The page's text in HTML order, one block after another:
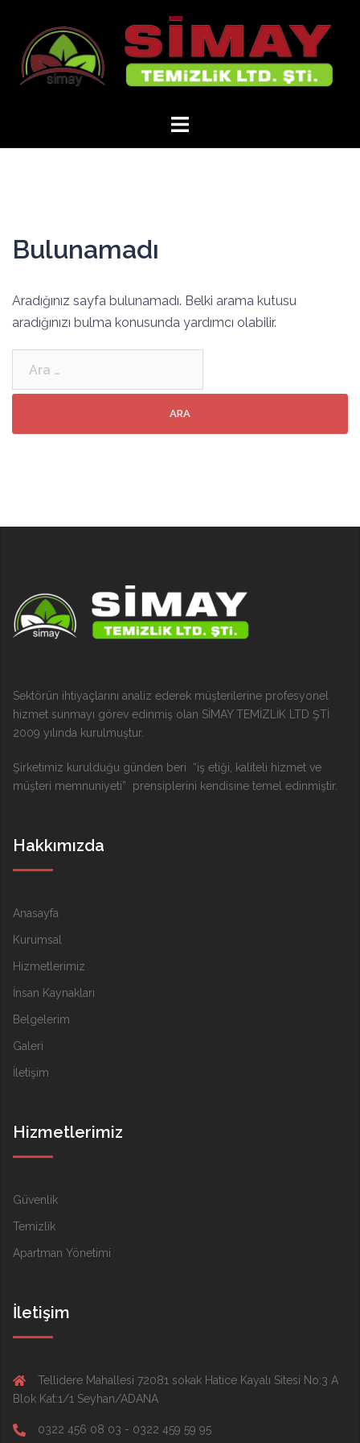
Bulunamadı
Aradığınız sayfa bulunamadı. Belki arama kutusu
aradığınızı bulma konusunda yardımcı olabilir.
Sektörün ihtiyaçlarını analiz ederek müşterilerine profesyonel
hizmet sunmayı görev edinmiş olan SİMAY TEMİZLİK LTD ŞTİ
2009 yılında kurulmuştur.
Şirketimiz kurulduğu günden beri “iş etiği, kaliteli hizmet ve
müşteri memnuniyeti” prensiplerini kendisine temel edinmiştir.
Hakkımızda
Anasayfa
Kurumsal
Hizmetlerimiz
İnsan Kaynakları
Belgelerim
Galeri
İletişim
Hizmetlerimiz
Güvenlik
Temizlik
Apartman Yönetimi
İletişim
Tellidere Mahallesi 72081 sokak Hatice Kayalı Sitesi No:3 A
Blok Kat:1/1 Seyhan/ADANA
0322 456 08 03 - 0322 459 59 95